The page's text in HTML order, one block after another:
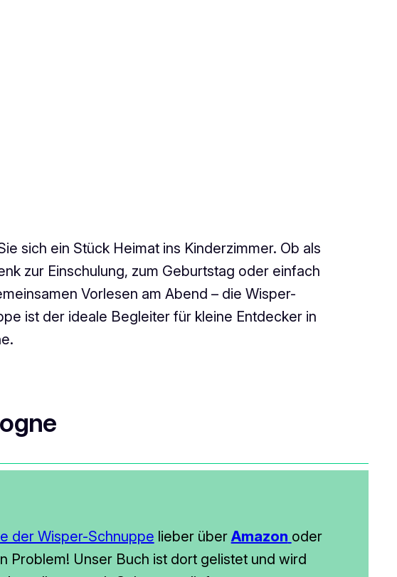
sich ein Stück Heimat ins Kinderzimmer. Ob als
zur Einschulung, zum Geburtstag oder einfach
Vorlesen am Abend – die Wisper-
ist der ideale Begleiter für kleine Entdecker in
der Wisper-Schnuppe lieber über Amazon oder
Problem! Unser Buch ist dort gelistet und wird